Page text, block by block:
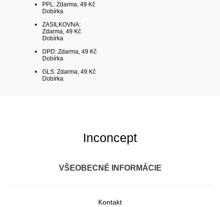
PPL: Zdarma, 49 Kč
Dobírka
ZASILKOVNA:
Zdarma, 49 Kč
Dobírka
DPD: Zdarma, 49 Kč
Dobírka
GLS: Zdarma, 49 Kč
Dobírka
Inconcept
VŠEOBECNÉ INFORMÁCIE
Kontakt